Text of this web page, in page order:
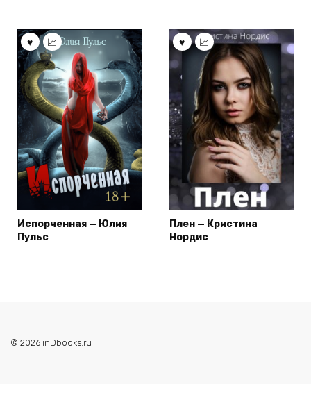
Испорченная — Юлия
Пульс
Плен — Кристина
Нордис
© 2026 inDbooks.ru